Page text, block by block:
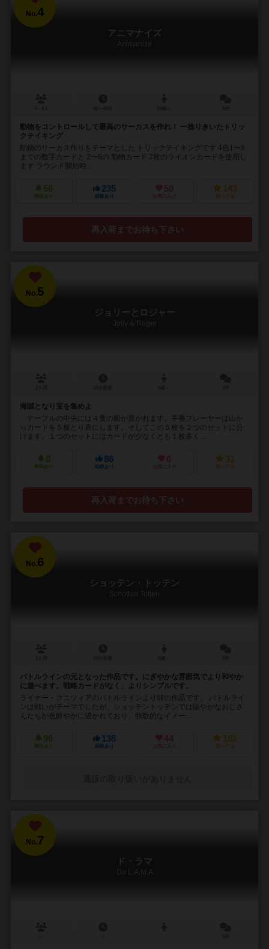
No.4
アニマナイズ
Animanize
動物をコントロールして最高のサーカスを作れ！ 一捻りきいたトリッ
クテイキング
動物のサーカス作りをテーマとした トリックテイキングです 4色1〜9
までの数字カードと 2〜8の 動物カード 2枚のライオンカードを使用し
ます ラウンド開始時...
56
興味あり
235
経験あり
50
お気に入り
143
持ってる
再入荷までお待ち下さい
No.5
ジョリーとロジャー
Jolly & Roger
海賊となり宝を集めよ
テーブルの中央には４隻の船が置かれます。手番プレーヤーは山か
らカードを５枚とり表にします。そしてこの５枚を２つのセットに分
けます。１つのセットにはカードが少なくとも１枚多く...
8
興味あり
86
経験あり
6
お気に入り
31
持ってる
再入荷までお待ち下さい
No.6
ショッテン・トッテン
Schotten Totten
バトルラインの元となった作品です。にぎやかな雰囲気でより和やか
に遊べます。戦略カードがなく、よりシンプルです。
ライナー・クニツィアのバトルラインより前の作品です。 バトルライ
ンは戦いがテーマでしたが、ショッテントッテンでは賑やかなおじさ
んたちが色鮮やかに描かれており、牧歌的なイメー...
96
興味あり
138
経験あり
44
お気に入り
101
持ってる
No.7
ド・ラマ
Do L.A.M.A